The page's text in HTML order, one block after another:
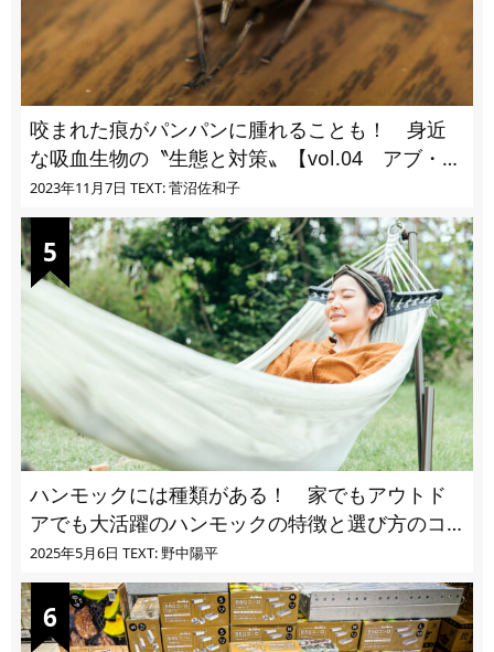
咬まれた痕がパンパンに腫れることも！ 身近
な吸血生物の〝生態と対策〟【vol.04 アブ・ブ
ユ・ヌカカ】
2023年11月7日 TEXT: 菅沼佐和子
ハンモックには種類がある！ 家でもアウトド
アでも大活躍のハンモックの特徴と選び方のコ
ツとは
2025年5月6日 TEXT: 野中陽平